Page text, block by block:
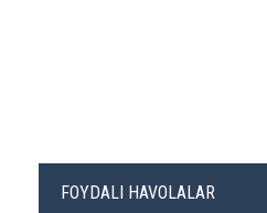
FOYDALI HAVOLALAR